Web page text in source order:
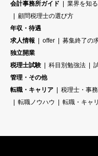
会計事務所ガイド
業界を知る
顧問税理士の選び方
年収・待遇
求人情報
offer
募集終了の
独立開業
税理士試験
科目別勉強法
管理・その他
転職・キャリア
税理士・事
転職ノウハウ
転職・キャ